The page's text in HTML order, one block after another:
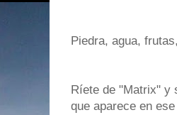
Piedra, agua,
Ríete de "Matrix" y
que aparece en